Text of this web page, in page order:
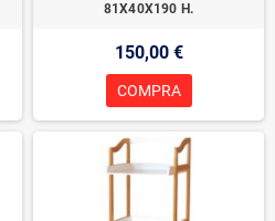
81X40X190 H.
150,00 €
COMPRA